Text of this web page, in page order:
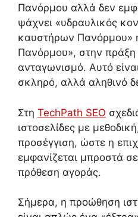
Πανόρμου αλλά δεν
ψάχνει «υδραυλικός
καυστήρων Πανόρμου»
Πανόρμου», στην πράξη
ανταγωνισμό. Αυτό
σκληρό, αλλά αληθινό
Στη TechPath SEO
ιστοσελίδες με
προσέγγιση, ώστε η
εμφανίζεται μπροστά
πρόθεση αγοράς.
Σήμερα, η προώθηση